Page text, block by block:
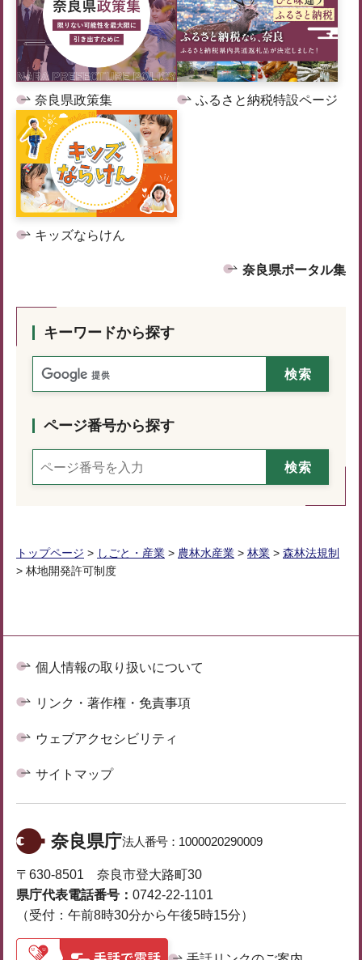
奈良県政策集 ふるさと納税特設ページ
キッズならけん
奈良県ポータル集
キーワードから探す
ページ番号から探す
トップページ > しごと・産業 > 農林水産業 > 林業 > 森林法規制
> 林地開発許可制度
個人情報の取り扱いについて
リンク・著作権・免責事項
ウェブアクセシビリティ
サイトマップ
奈良県庁法人番号： 1000020290009
〒630-8501 奈良市登大路町30
県庁代表電話番号： 0742-22-1101
（受付：午前8時30分から午後5時15分）